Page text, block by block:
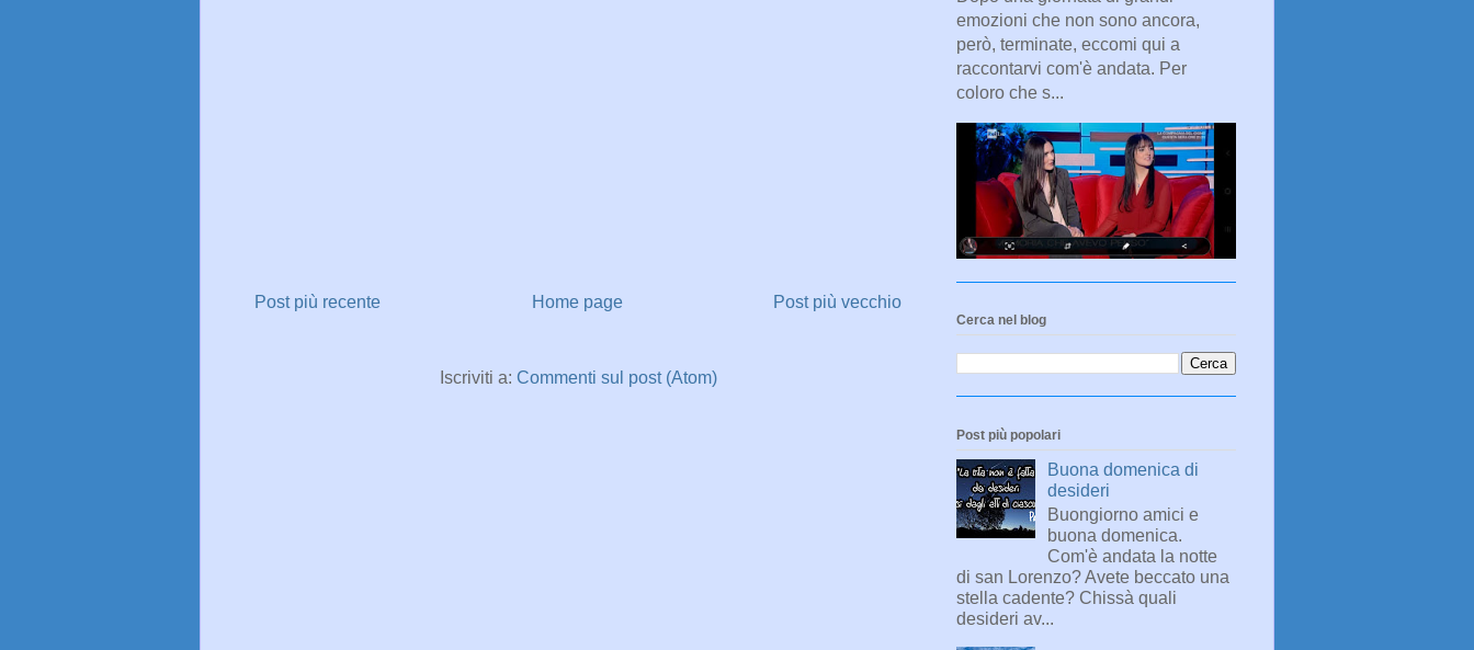
Post più recente Post più vecchio
Home page
Iscriviti a: Commenti sul post (Atom)
emozioni che non sono ancora,
però, terminate, eccomi qui a
raccontarvi com'è andata. Per
coloro che s...
Cerca nel blog
Post più popolari
Buona domenica di
desideri
Buongiorno amici e
buona domenica.
Com'è andata la notte
di san Lorenzo? Avete beccato una
stella cadente? Chissà quali
desideri av...